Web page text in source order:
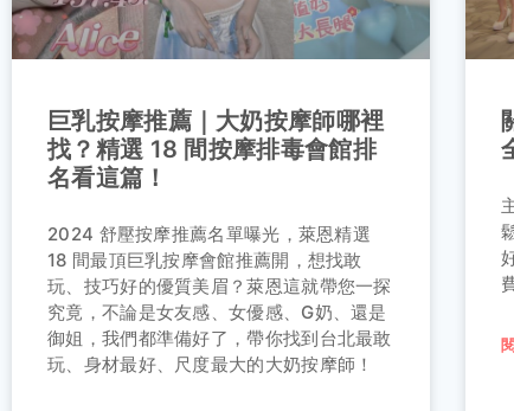
巨乳按摩推薦｜大奶按摩師哪裡
找？精選 18 間按摩排毒會館排
名看這篇！
2024 舒壓按摩推薦名單曝光，萊恩精選
18 間最頂巨乳按摩會館推薦開，想找敢
玩、技巧好的優質美眉？萊恩這就帶您一探
究竟，不論是女友感、女優感、G奶、還是
御姐，我們都準備好了，帶你找到台北最敢
玩、身材最好、尺度最大的大奶按摩師！